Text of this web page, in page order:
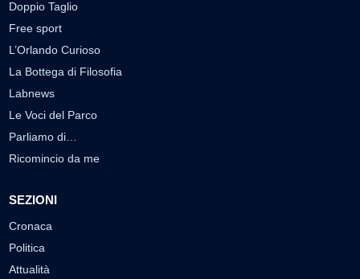
Doppio Taglio
Free sport
L’Orlando Curioso
La Bottega di Filosofia
Labnews
Le Voci del Parco
Parliamo di…
Ricomincio da me
SEZIONI
Cronaca
Politica
Attualità